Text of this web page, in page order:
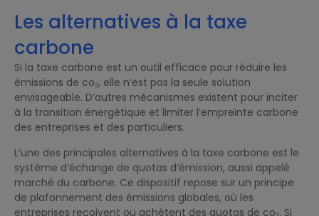
Les alternatives à la taxe
carbone
Si la taxe carbone est un outil efficace pour réduire les
émissions de co₂, elle n’est pas la seule solution
envisageable. D’autres mécanismes existent pour inciter
à la transition énergétique et limiter l’empreinte carbone
des entreprises et des particuliers.
L’une des principales alternatives à la taxe carbone est le
système d’échange de quotas d’émission, aussi appelé
marché du carbone. Ce dispositif repose sur un principe
de plafonnement des émissions globales, où les
entreprises reçoivent ou achètent des quotas de co₂. Si